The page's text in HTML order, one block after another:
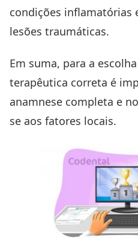
condições inflamatórias
lesões traumáticas.
Em suma, para a
terapêutica correta é
anamnese completa e
se aos fatores locais.